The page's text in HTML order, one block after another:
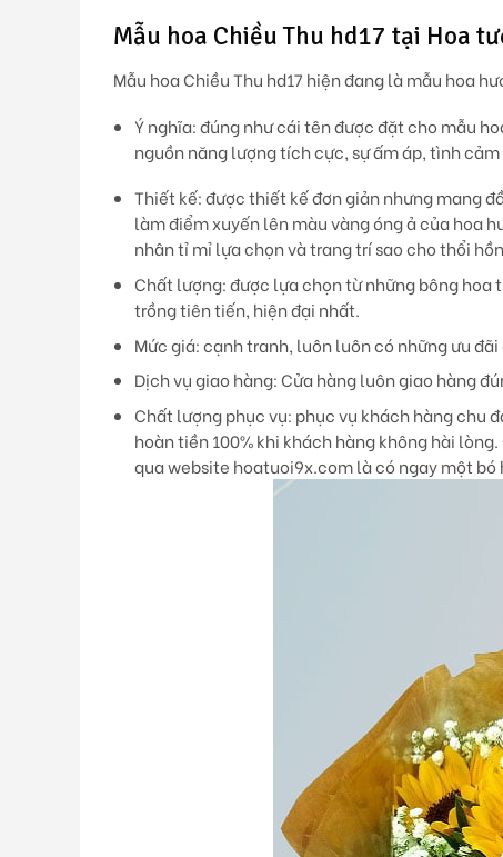
Mẫu hoa Chiều Thu hd17 tại Hoa
Mẫu hoa Chiều Thu hd17 hiện đang là mẫu hoa
Ý nghĩa: đúng như cái tên được đặt cho mẫu
nguồn năng lượng tích cực, sự ấm áp, tình cảm
Thiết kế:được thiết kế đơn giản nhưng mang
làm điểm xuyến lên màu vàng óng ả của hoa
nhân tỉ mỉ lựa chọn và trang trí sao cho thổi
Chất lượng:được lựa chọn từ những bông
trồng tiên tiến, hiện đại nhất.
Mức giá:cạnh tranh, luôn luôn có những ưu
Dịch vụ giao hàng: Cửa hàng luôn giao hàng
Chất lượng phục vụ: phục vụ khách hàng chu
hoàn tiền 100% khi khách hàng không hài
qua website hoatuoi9x.com là có ngay một bó